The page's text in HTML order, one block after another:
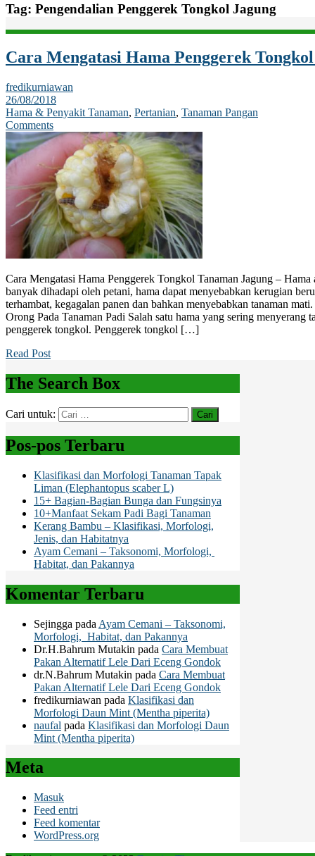
Tag: Pengendalian Penggerek Tongkol Jagung
Cara Mengatasi Hama Penggerek
fredikurniawan
26/08/2018
Hama & Penyakit Tanaman, Pertanian, Tanaman Pangan
Comments
Cara Mengatasi Hama Penggerek Tongkol Tanaman Jagung –
banyak dihadapi oleh petani, hama dapat menyebabkan kerugian
terhambat, kegagalan panen dan bahkan menyebabkan tanaman
Orong Pada Tanaman Padi Salah satu hama yang sering menyerang
penggerek tongkol. Penggerek tongkol […]
Read Post
The Search Box
Cari untuk:
Pos-pos Terbaru
Klasifikasi dan Morfologi Tanaman Tapak
Liman (Elephantopus scaber L)
15+ Bagian-Bagian Bunga dan Fungsinya
10+Manfaat Sekam Padi Bagi Tanaman
Kerang Bambu – Klasifikasi, Morfologi,
Jenis, dan Habitatnya
Ayam Cemani – Taksonomi, Morfologi,
Habitat, dan Pakannya
Komentar Terbaru
Sejingga pada Ayam Cemani – Taksonomi,
Morfologi, Habitat, dan Pakannya
Dr.H.Bahrum Mutakin pada Cara Membuat
Pakan Alternatif Lele Dari Eceng Gondok
dr.N.Bahrum Mutakin pada Cara Membuat
Pakan Alternatif Lele Dari Eceng Gondok
fredikurniawan pada Klasifikasi dan
Morfologi Daun Mint (Mentha piperita)
naufal pada Klasifikasi dan Morfologi Daun
Mint (Mentha piperita)
Meta
Masuk
Feed entri
Feed komentar
WordPress.org